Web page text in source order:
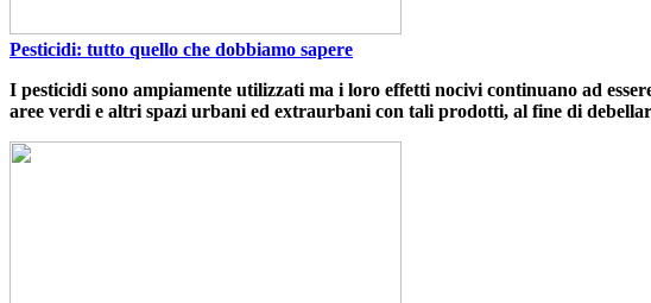
Pesticidi: tutto quello che dobbiamo sapere
I pesticidi sono ampiamente utilizzati ma i loro effetti nocivi continuano ad
aree verdi e altri spazi urbani ed extraurbani con tali prodotti, al fine di